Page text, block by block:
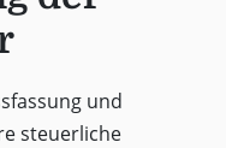
und
steuerliche